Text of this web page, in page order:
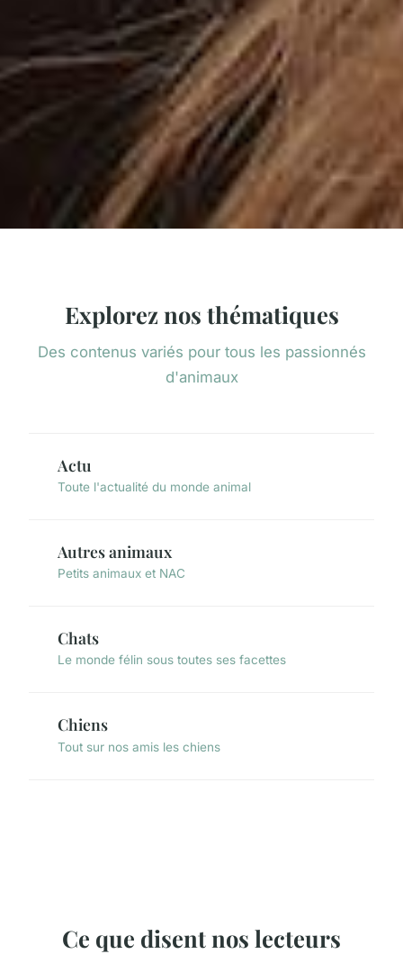
Explorez nos thématiques
Des contenus variés pour tous les passionnés
d'animaux
Actu
Toute l'actualité du monde animal
Autres animaux
Petits animaux et NAC
Chats
Le monde félin sous toutes ses facettes
Chiens
Tout sur nos amis les chiens
Ce que disent nos lecteurs